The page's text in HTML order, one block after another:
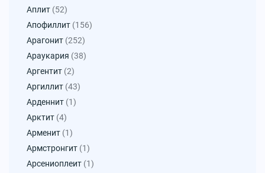
Аплит (52)
Апофиллит (156)
Арагонит (252)
Араукария (38)
Аргентит (2)
Аргиллит (43)
Арденнит (1)
Арктит (4)
Арменит (1)
Армстронгит (1)
Арсениоплеит (1)